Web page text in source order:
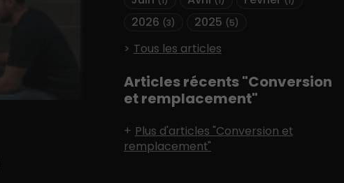
2026 (3) 2025 (5)
Tous les articles
Articles récents "Conversion
et remplacement"
Plus d'articles "Conversion et
remplacement"